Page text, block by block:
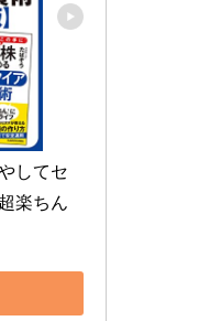
してセ
楽ちん